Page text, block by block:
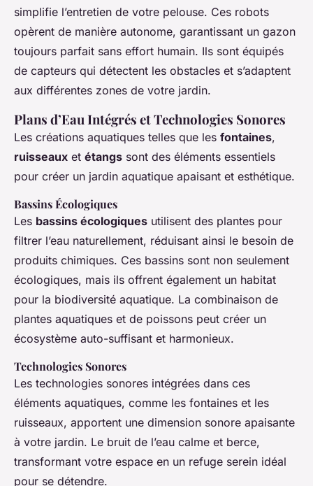
simplifie l’entretien de votre pelouse. Ces robots
opèrent de manière autonome, garantissant un gazon
toujours parfait sans effort humain. Ils sont équipés
de capteurs qui détectent les obstacles et s’adaptent
aux différentes zones de votre jardin.
Plans d’Eau Intégrés et Technologies Sonores
Les créations aquatiques telles que les fontaines,
ruisseaux et étangs sont des éléments essentiels
pour créer un jardin aquatique apaisant et esthétique.
Bassins Écologiques
Les bassins écologiques utilisent des plantes pour
filtrer l’eau naturellement, réduisant ainsi le besoin de
produits chimiques. Ces bassins sont non seulement
écologiques, mais ils offrent également un habitat
pour la biodiversité aquatique. La combinaison de
plantes aquatiques et de poissons peut créer un
écosystème auto-suffisant et harmonieux.
Technologies Sonores
Les technologies sonores intégrées dans ces
éléments aquatiques, comme les fontaines et les
ruisseaux, apportent une dimension sonore apaisante
à votre jardin. Le bruit de l’eau calme et berce,
transformant votre espace en un refuge serein idéal
pour se détendre.